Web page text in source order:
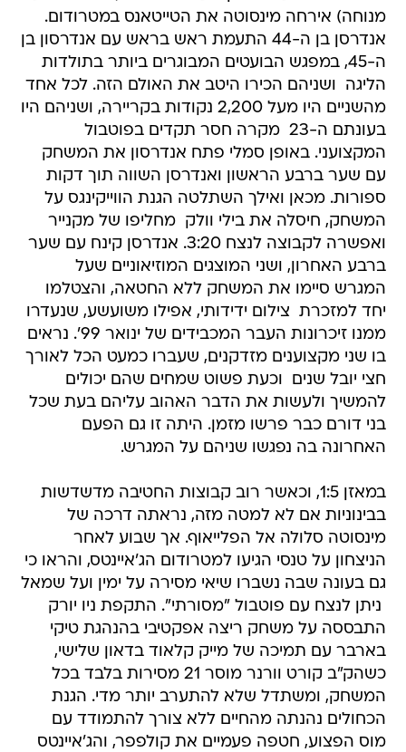
מנוחה) אירחה מינסוטה את הטייטאנס במטרודום.
אנדרסן בן ה-44 התעמת ראש בראש עם אנדרסון בן
ה-45, במפגש הבועטים המבוגרים ביותר בתולדות
הליגה  ושניהם הכירו היטב את האולם הזה. לכל אחד
מהשניים היו מעל 2,200 נקודות בקריירה, ושניהם היו
בעונתם ה-23  מקרה חסר תקדים בפוטבול
המקצועני. באופן סמלי פתח אנדרסון את המשחק
עם שער ברבע הראשון ואנדרסן השווה תוך דקות
ספורות. מכאן ואילך השתלטה הגנת הווייקינגס על
המשחק, חיסלה את בילי וולק  מחליפו של מקנייר 
ואפשרה לקבוצה לנצח 3:20. אנדרסן קינח עם שער
ברבע האחרון, ושני המוצגים המוזיאוניים שעל
המגרש סיימו את המשחק ללא החטאה, והצטלמו
יחד למזכרת  צילום ידידותי, אפילו משועשע, שנעדרו
ממנו זיכרונות העבר המכבידים של ינואר 99'. נראים
בו שני מקצוענים מזדקנים, שעברו כמעט הכל לאורך
חצי יובל שנים  וכעת פשוט שמחים שהם יכולים
להמשיך ולעשות את הדבר האהוב עליהם בעת שכל
בני דורם כבר פרשו מזמן. היתה זו גם הפעם
האחרונה בה נפגשו שניהם על המגרש.
במאזן 1:5, וכאשר רוב קבוצות החטיבה מדשדשות
בבינוניות אם לא למטה מזה, נראתה דרכה של
מינסוטה סלולה אל הפלייאוף. אך שבוע לאחר
הניצחון על טנסי הגיעו למטרודום הג'איינטס, והראו כי
גם בעונה שבה נשברו שיאי מסירה על ימין ועל שמאל
 ניתן לנצח עם פוטבול "מסורתי". התקפת ניו יורק
התבססה על משחק ריצה אפקטיבי בהנהגת טיקי
בארבר עם תמיכה של מייק קלאוד בדאון שלישי,
כשהק"ב קורט וורנר מוסר 21 מסירות בלבד בכל
המשחק, ומשתדל שלא להתערב יותר מדי. הגנת
הכחולים נהנתה מהחיים ללא צורך להתמודד עם
מוס הפצוע, חטפה פעמיים את קולפפר, והג'איינטס